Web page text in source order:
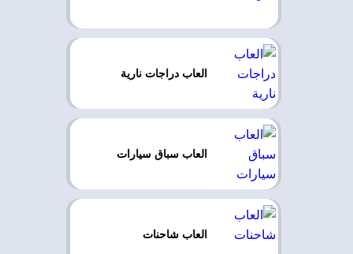
العاب دراجات نارية
العاب سباق سيارات
العاب شاحنات